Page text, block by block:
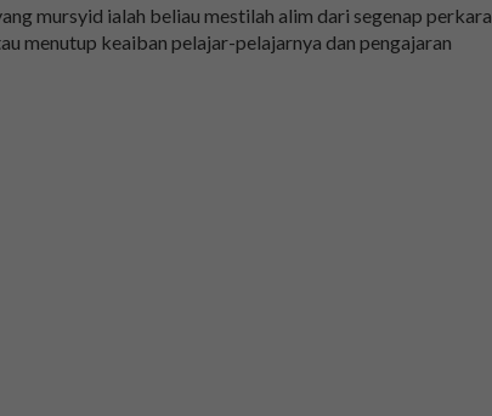
mursyid ialah beliau mestilah alim dari segenap perkara
menutup keaiban pelajar-pelajarnya dan pengajaran